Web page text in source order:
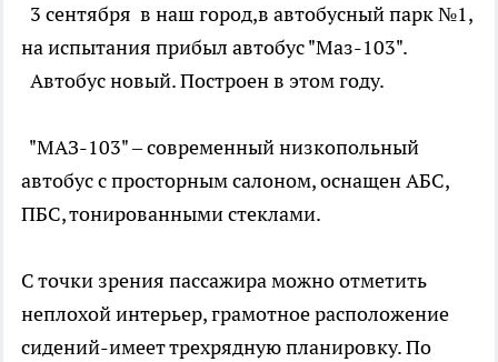
3 сентября в наш город,в автобусный парк №1,
на испытания прибыл автобус "Маз-103".
Автобус новый. Построен в этом году.
"МАЗ-103" – современный низкопольный
автобус с просторным салоном, оснащен АБС,
ПБС, тонированными стеклами.
С точки зрения пассажира можно отметить
неплохой интерьер, грамотное расположение
сидений-имеет трехрядную планировку. По